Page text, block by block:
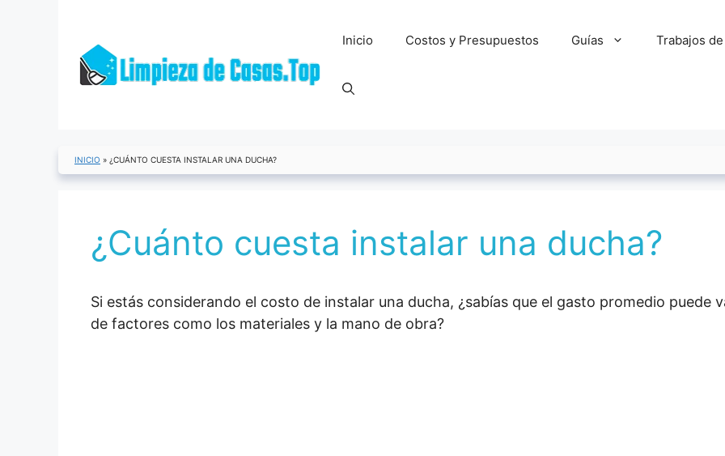
Inicio Costos y Presupuestos Guías Trabajos
INICIO » ¿CUÁNTO CUESTA INSTALAR UNA DUCHA?
¿Cuánto cuesta instalar una ducha?
Si estás considerando el costo de instalar una ducha, ¿sabías que el gasto promedio puede
de factores como los materiales y la mano de obra?